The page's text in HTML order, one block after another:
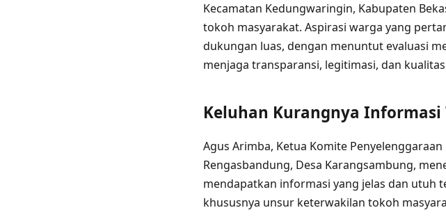
Kecamatan Kedungwaringin, Kabupaten
tokoh masyarakat. Aspirasi warga yang
dukungan luas, dengan menuntut evaluasi
menjaga transparansi, legitimasi, dan
Keluhan Kurangnya Informasi
Agus Arimba, Ketua Komite
Rengasbandung, Desa Karangsambung,
mendapatkan informasi yang jelas dan utuh
khususnya unsur keterwakilan tokoh